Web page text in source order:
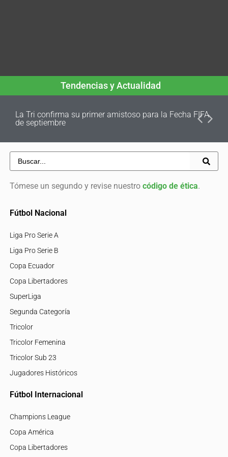
Tendencias y Actualidad
La Tri confirma su primer amistoso para la Fecha FIFA
de septiembre
Tómese un segundo y revise nuestro código de ética.
Fútbol Nacional
Liga Pro Serie A
Liga Pro Serie B
Copa Ecuador
Copa Libertadores
SuperLiga
Segunda Categoría
Tricolor
Tricolor Femenina
Tricolor Sub 23
Jugadores Históricos
Fútbol Internacional
Champions League
Copa América
Copa Libertadores